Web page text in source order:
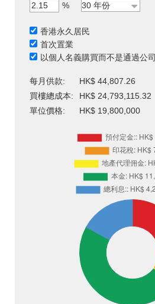
%
香港永久居民
首次置業
以個人名義購買而不是通過公司
每月供款:
HK$ 44,807.26
買樓總成本:
HK$ 24,793,115.32
單位價格:
HK$ 19,800,000